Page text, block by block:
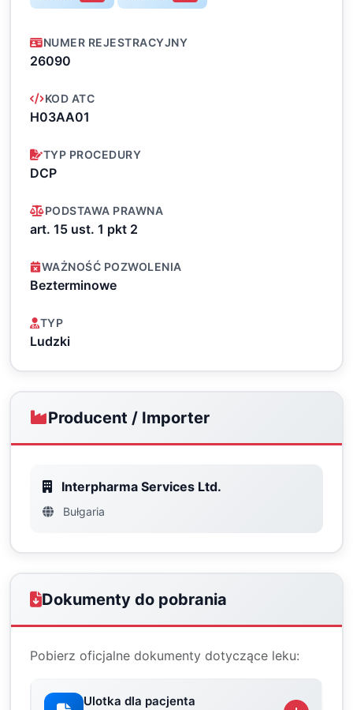
NUMER REJESTRACYJNY
26090
KOD ATC
H03AA01
TYP PROCEDURY
DCP
PODSTAWA PRAWNA
art. 15 ust. 1 pkt 2
WAŻNOŚĆ POZWOLENIA
Bezterminowe
TYP
Ludzki
Producent / Importer
Interpharma Services Ltd.
Bułgaria
Dokumenty do pobrania
Pobierz oficjalne dokumenty dotyczące leku:
Ulotka dla pacjenta